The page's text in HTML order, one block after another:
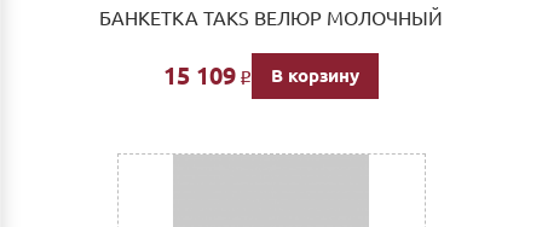
БАНКЕТКА TAKS ВЕЛЮР МОЛОЧНЫЙ
15 109 Р В корзину